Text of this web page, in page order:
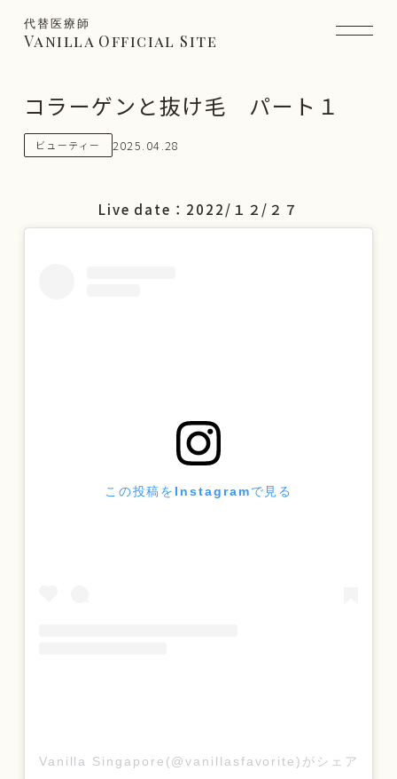
代替医療師
Vanilla Official Site
コラーゲンと抜け毛 パート１
ビューティー 2025.04.28
Live date：2022/１２/２７
この投稿をInstagramで見る
Vanilla Singapore(@vanillasfavorite)がシェアした